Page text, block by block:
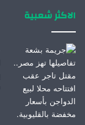
الاكثر شعبية